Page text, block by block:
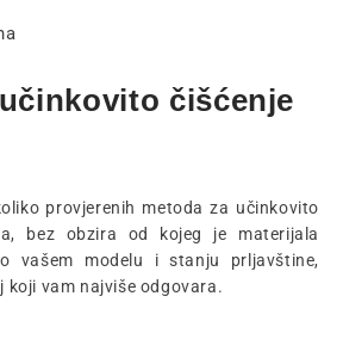
čišćenje
provjerenih metoda za učinkovito
bez obzira od kojeg je materijala
vašem modelu i stanju prljavštine,
koji vam najviše odgovara.